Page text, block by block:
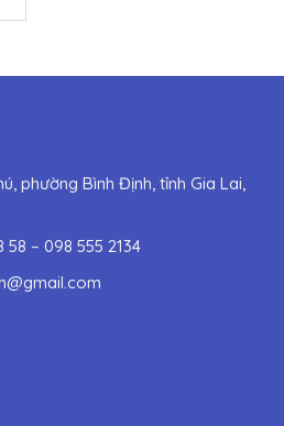
phường Bình Định, tỉnh Gia Lai,
58 – 098 555 2134